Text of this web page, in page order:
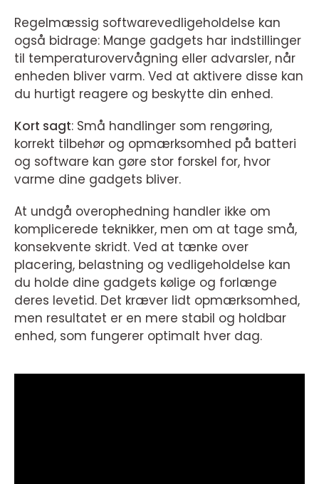
Regelmæssig softwarevedligeholdelse kan
også bidrage: Mange gadgets har indstillinger
til temperaturovervågning eller advarsler, når
enheden bliver varm. Ved at aktivere disse kan
du hurtigt reagere og beskytte din enhed.
Kort sagt: Små handlinger som rengøring,
korrekt tilbehør og opmærksomhed på batteri
og software kan gøre stor forskel for, hvor
varme dine gadgets bliver.
At undgå overophedning handler ikke om
komplicerede teknikker, men om at tage små,
konsekvente skridt. Ved at tænke over
placering, belastning og vedligeholdelse kan
du holde dine gadgets kølige og forlænge
deres levetid. Det kræver lidt opmærksomhed,
men resultatet er en mere stabil og holdbar
enhed, som fungerer optimalt hver dag.